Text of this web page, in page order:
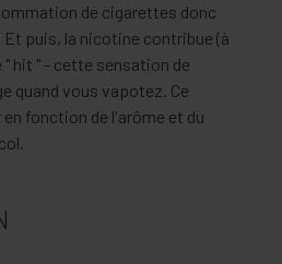
de cigarettes donc
puis, la nicotine contribue (à
" hit " - cette sensation de
quand vous vapotez. Ce
fonction de l'arôme et du